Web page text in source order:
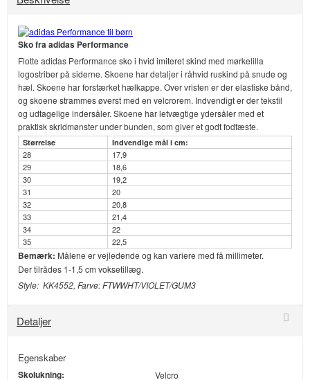
Sko fra adidas Performance
Flotte adidas Performance sko i hvid imiteret skind med mørkelilla
logostriber på siderne. Skoene har detaljer i råhvid ruskind på snude og
hæl. Skoene har forstærket hælkappe. Over vristen er der elastiske bånd,
og skoene strammes øverst med en velcrorem. Indvendigt er der tekstil
og udtagelige indersåler. Skoene har letvægtige ydersåler med et
praktisk skridmønster under bunden, som giver et godt fodfæste.
Størrelse Indvendige mål i cm:
28
17,9
29
18,6
30
19,2
31
20
32
20,8
33
21,4
34
22
35
22,5
Bemærk: Målene er vejledende og kan variere med få millimeter.
Der tilrådes 1-1,5 cm voksetillæg.
Style: KK4552, Farve: FTWWHT/VIOLET/GUM3
Detaljer
Egenskaber
Skolukning: Velcro